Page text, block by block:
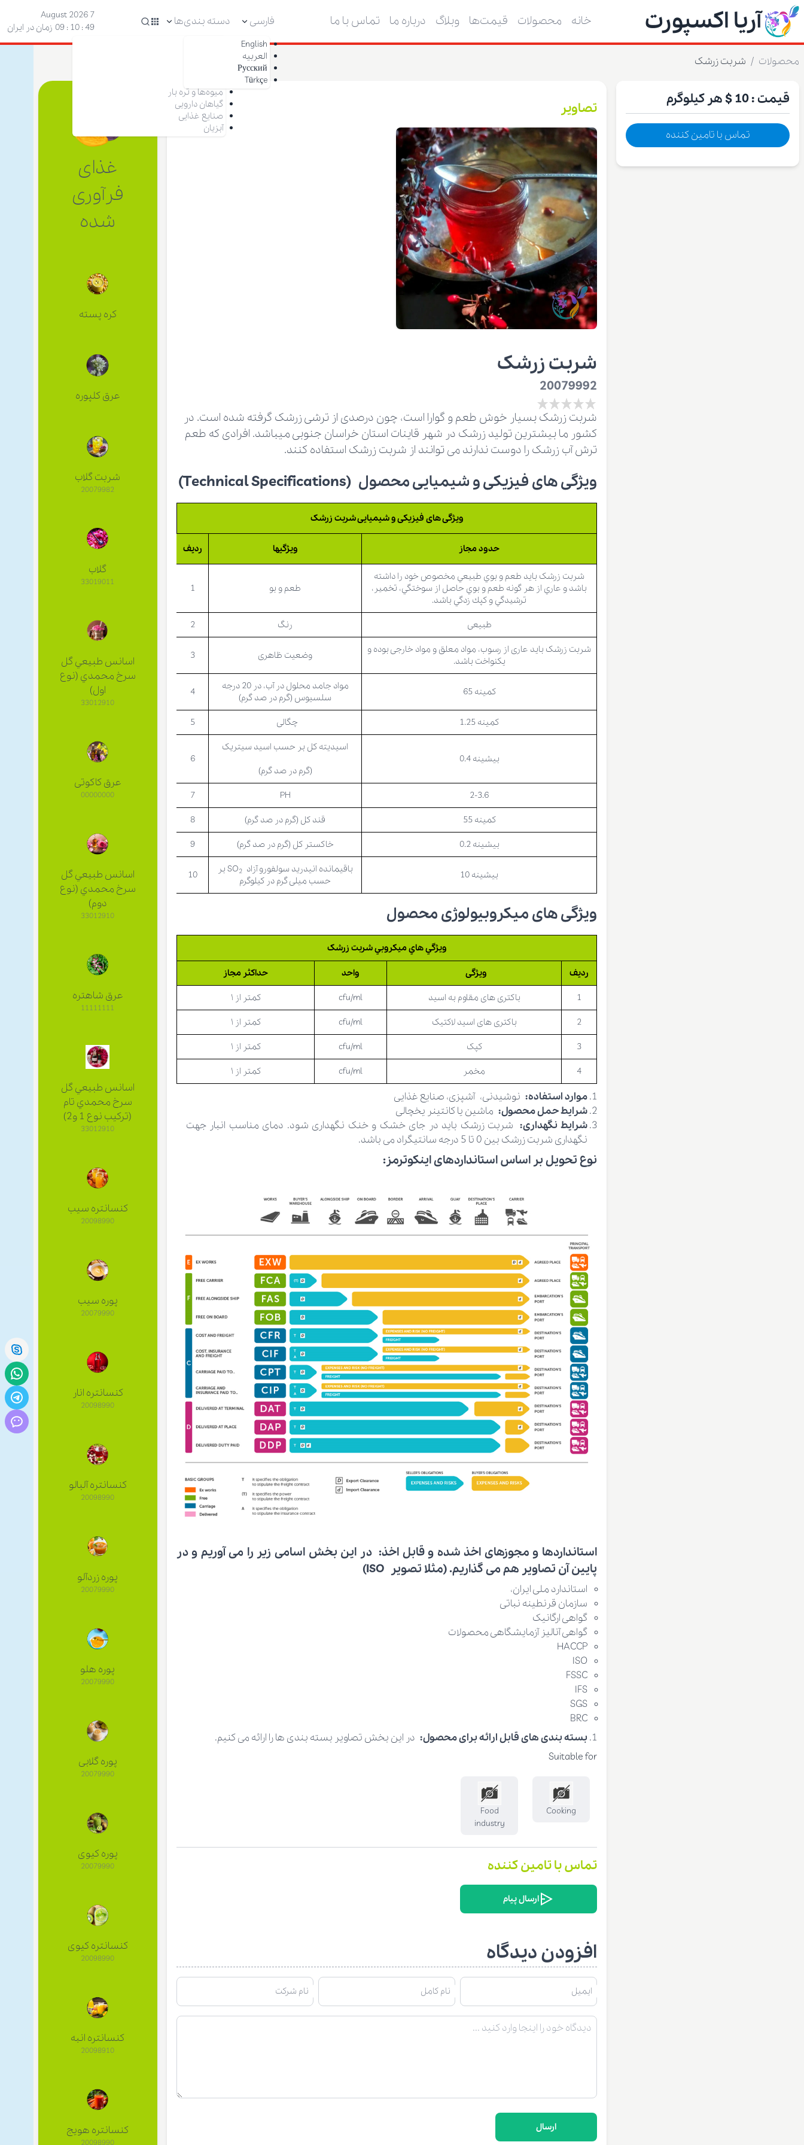
آریا اکسپورت خانه محصولات قیمت‌ها وبلاگ درباره ما تماس با ما فارسی
English
العربیه
Русский
Türkçe
دسته بندی‌ها
میوه‌ها و تره بار
گیاهان دارویی
صنایع غذایی
آبزیان
7 August 2026
50 : 10 : 09
زمان در ایران
محصولات / شربت زرشک
قیمت : هر کیلوگرم
تماس با تامین کننده
تصاویر
شربت زرشک
20079992
شربت زرشک بسیار خوش طعم و گوارا است، چون درصدی از ترشی زرشک گرفته شده است. در
کشور ما بیشترین تولید زرشک در شهر قاینات استان خراسان جنوبی میباشد. افرادی که طعم
ترش آب زرشک را دوست ندارند می توانند از شربت زرشک استفاده کنند.
ویژگی های فیزیکی و شیمیایی محصول (Technical Specifications)
ویژگی های فیزیکی و شیمیایی شربت زرشک
حدود مجاز ویژگیها ردیف
شربت زرشک بايد طعم و بوي طبيعي مخصوص خود را داشته
باشد و عاري از هر گونه طعم و بوي حاصل از سوختگي، تخمير،
ترشيدگي و كپك زدگي باشد.
طعم و بو 1
طبیعی رنگ 2
شربت زرشک باید عاری از رسوب، مواد معلق و مواد خارجی بوده و
یکنواخت باشد.
وضعیت ظاهری 3
کمینه 65
مواد جامد محلول در آب، در 20 درجه
سلسیوس (گرم در صد گرم)
4
کمینه 1.25 چگالی 5
بیشینه 0.4
اسیدیته کل بر حسب اسید سیتریک
(گرم در صد گرم)
6
2-3.6
PH
7
کمینه 55 قند کل (گرم در صد گرم) 8
بیشینه 0.2 خاکستر کل (گرم در صد گرم) 9
بیشینه 10 باقیمانده انیدرید سولفورو آزاد SO2
بر
حسب میلی گرم در کیلوگرم
10
ویژگی های میکروبیولوژی محصول
ويژگي هاي ميكروبي شربت زرشک
ردیف ویژگی واحد حداکثر مجاز
1 باکتری های مقاوم به اسید cfu/ml کمتر از ۱
2 باکتری های اسید لاکتیک cfu/ml کمتر از ۱
3 کپک cfu/ml کمتر از ۱
4 مخمر cfu/ml کمتر از ۱
موارد استفاده: نوشیدنی، آشپزی، صنایع غذایی
شرایط حمل محصول: ماشین یا کانتینر یخچالی
شرایط نگهداری: شربت زرشک باید در جای خشک و خنک نگهداری شود. دمای مناسب انبار جهت
نگهداری شربت زرشک بین 0 تا 5 درجه سانتیگراد می باشد.
نوع تحویل بر اساس استانداردهای اینکوترمز:
استانداردها و مجوزهای اخذ شده و قابل اخذ:در این بخش اسامی زیر را می آوریم و در
پایین آن تصاویر هم می گذاریم. (مثلا تصویر ISO)
استاندارد ملی ایران،
سازمان قرنطینه نباتی
گواهی ارگانیک
گواهی آنالیز آزمایشگاهی محصولات
HACCP
ISO
FSSC
IFS
SGS
BRC
بسته بندی های قابل ارائه برای محصول: در این بخش تصاویر بسته بندی ها را ارائه می کنیم.
Suitable for
Cooking
Food
industry
تماس با تامین کننده
ارسال پیام
افزودن دیدگاه
ایمیل نام کامل نام شرکت
ارسال
غذای
فرآوری
شده
کره پسته
عرق كلپوره
شربت گلاب
20079982
گلاب
33019011
اسانس طبيعي گل
سرخ محمدي (نوع
اول)
33012910
عرق کاکوتی
00000000
اسانس طبيعي گل
سرخ محمدي (نوع
دوم)
33012910
عرق شاهتره
11111111
اسانس طبيعي گل
سرخ محمدي تام
(ترکیب نوع 1 و2)
33012910
کنسانتره سیب
20098990
پوره سیب
20079990
کنسانتره انار
20098990
کنسانتره آلبالو
20098990
پوره زردآلو
20079990
پوره هلو
20079990
پوره گلابی
20079990
پوره کیوی
20079990
کنسانتره کیوی
20098990
کنسانتره انبه
20098910
کنسانتره هویج
20098990